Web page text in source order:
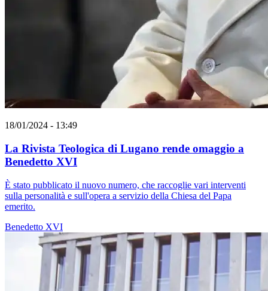
18/01/2024 - 13:49
La Rivista Teologica di Lugano rende omaggio a
Benedetto XVI
È stato pubblicato il nuovo numero, che raccoglie vari interventi
sulla personalità e sull'opera a servizio della Chiesa del Papa
emerito.
Benedetto XVI